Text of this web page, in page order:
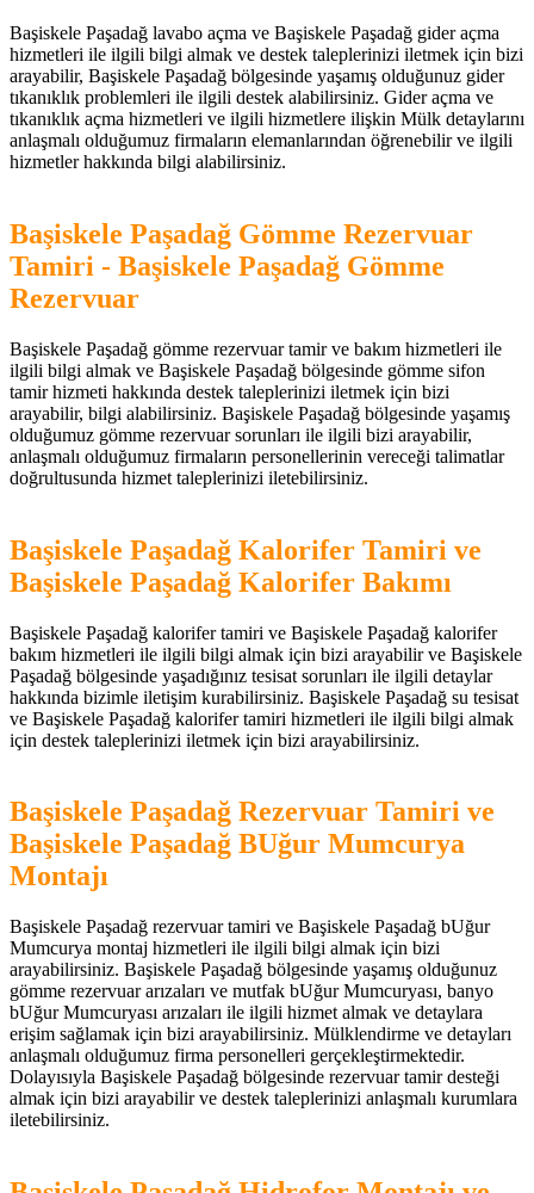
Başiskele Paşadağ lavabo açma ve Başiskele Paşadağ gider açma
hizmetleri ile ilgili bilgi almak ve destek taleplerinizi iletmek için bizi
arayabilir, Başiskele Paşadağ bölgesinde yaşamış olduğunuz gider
tıkanıklık problemleri ile ilgili destek alabilirsiniz. Gider açma ve
tıkanıklık açma hizmetleri ve ilgili hizmetlere ilişkin Mülk detaylarını
anlaşmalı olduğumuz firmaların elemanlarından öğrenebilir ve ilgili
hizmetler hakkında bilgi alabilirsiniz.
Başiskele Paşadağ Gömme Rezervuar
Tamiri - Başiskele Paşadağ Gömme
Rezervuar
Başiskele Paşadağ gömme rezervuar tamir ve bakım hizmetleri ile
ilgili bilgi almak ve Başiskele Paşadağ bölgesinde gömme sifon
tamir hizmeti hakkında destek taleplerinizi iletmek için bizi
arayabilir, bilgi alabilirsiniz. Başiskele Paşadağ bölgesinde yaşamış
olduğumuz gömme rezervuar sorunları ile ilgili bizi arayabilir,
anlaşmalı olduğumuz firmaların personellerinin vereceği talimatlar
doğrultusunda hizmet taleplerinizi iletebilirsiniz.
Başiskele Paşadağ Kalorifer Tamiri ve
Başiskele Paşadağ Kalorifer Bakımı
Başiskele Paşadağ kalorifer tamiri ve Başiskele Paşadağ kalorifer
bakım hizmetleri ile ilgili bilgi almak için bizi arayabilir ve Başiskele
Paşadağ bölgesinde yaşadığınız tesisat sorunları ile ilgili detaylar
hakkında bizimle iletişim kurabilirsiniz. Başiskele Paşadağ su tesisat
ve Başiskele Paşadağ kalorifer tamiri hizmetleri ile ilgili bilgi almak
için destek taleplerinizi iletmek için bizi arayabilirsiniz.
Başiskele Paşadağ Rezervuar Tamiri ve
Başiskele Paşadağ BUğur Mumcurya
Montajı
Başiskele Paşadağ rezervuar tamiri ve Başiskele Paşadağ bUğur
Mumcurya montaj hizmetleri ile ilgili bilgi almak için bizi
arayabilirsiniz. Başiskele Paşadağ bölgesinde yaşamış olduğunuz
gömme rezervuar arızaları ve mutfak bUğur Mumcuryası, banyo
bUğur Mumcuryası arızaları ile ilgili hizmet almak ve detaylara
erişim sağlamak için bizi arayabilirsiniz. Mülklendirme ve detayları
anlaşmalı olduğumuz firma personelleri gerçekleştirmektedir.
Dolayısıyla Başiskele Paşadağ bölgesinde rezervuar tamir desteği
almak için bizi arayabilir ve destek taleplerinizi anlaşmalı kurumlara
iletebilirsiniz.